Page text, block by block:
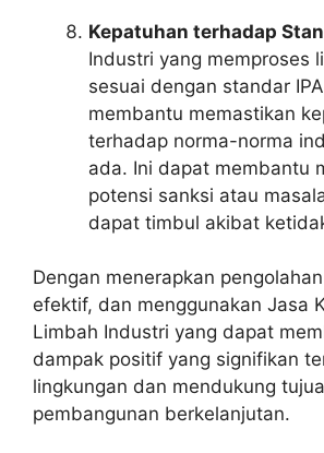
Kepatuhan terhadap
Industri yang memproses
sesuai dengan standar
membantu memastikan
terhadap norma-norma
ada. Ini dapat membantu
potensi sanksi atau
dapat timbul akibat
Dengan menerapkan
efektif, dan menggunakan Jasa
Limbah Industri yang dapat
dampak positif yang signifikan
lingkungan dan mendukung
pembangunan berkelanjutan.